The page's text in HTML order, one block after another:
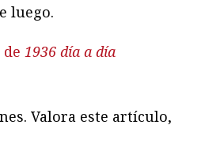
luego.
1936 día a día
Valora este artículo,